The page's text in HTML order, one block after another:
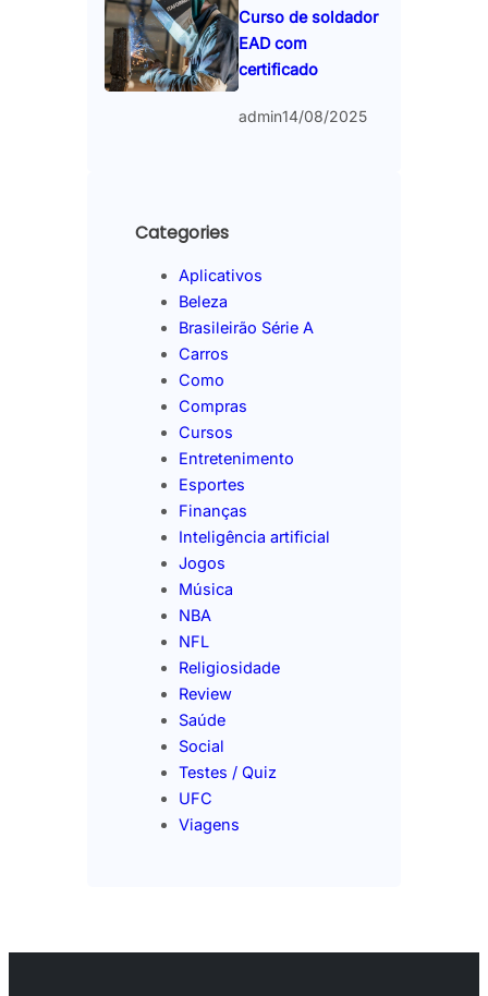
Curso de soldador
EAD com
certificado
admin14/08/2025
Categories
Aplicativos
Beleza
Brasileirão Série A
Carros
Como
Compras
Cursos
Entretenimento
Esportes
Finanças
Inteligência artificial
Jogos
Música
NBA
NFL
Religiosidade
Review
Saúde
Social
Testes / Quiz
UFC
Viagens